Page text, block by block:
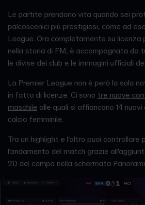
Le partite prendono vita quando sei
palcoscenici più prestigiosi, come ad
League. Ora completamente su licenza
nella storia di FM, è accompagnata da
le divise dei club e le immagini ufficiali
La Premier League non è però la sola
in fatto di licenze. Ci sono tre nuove
maschile alle quali si affiancano 14
calcio femminile.
Tra un highlight e l'altro puoi controllare
l'andamento del match grazie
2D del campo nella schermata